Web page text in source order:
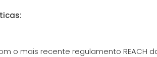
o mais recente regulamento REACH